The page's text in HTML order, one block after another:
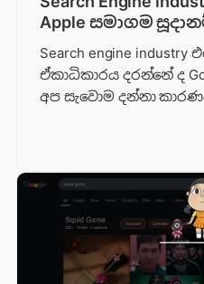
Apple සමාගම
Search engine
ඒකාධිකාරය දරන්නේ ද
අප සැවොම දන්නා